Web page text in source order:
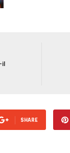
il
SHARE